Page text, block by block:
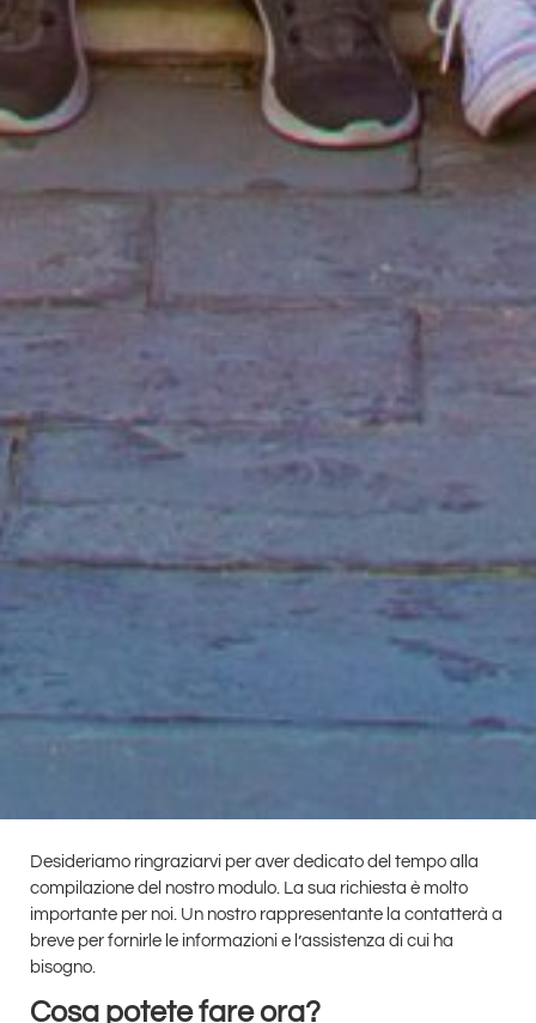
Desideriamo ringraziarvi per aver dedicato del tempo alla
compilazione del nostro modulo. La sua richiesta è molto
importante per noi. Un nostro rappresentante la contatterà a
breve per fornirle le informazioni e l’assistenza di cui ha
bisogno.
Cosa potete fare ora?